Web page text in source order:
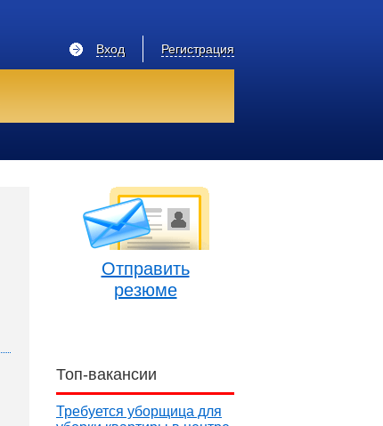
Регистрация
Вход
Отправить
резюме
Топ-вакансии
Требуется уборщица для